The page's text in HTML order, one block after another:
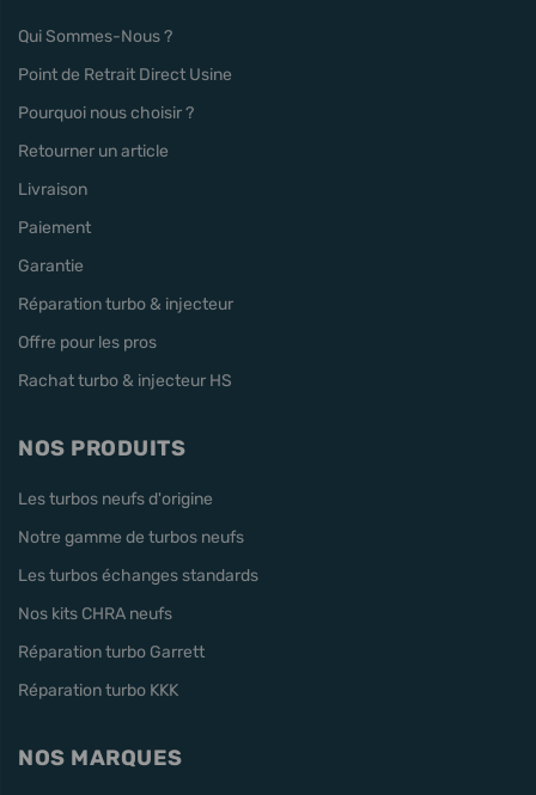
Qui Sommes-Nous ?
Point de Retrait Direct Usine
Pourquoi nous choisir ?
Retourner un article
Livraison
Paiement
Garantie
Réparation turbo & injecteur
Offre pour les pros
Rachat turbo & injecteur HS
NOS PRODUITS
Les turbos neufs d'origine
Notre gamme de turbos neufs
Les turbos échanges standards
Nos kits CHRA neufs
Réparation turbo Garrett
Réparation turbo KKK
NOS MARQUES